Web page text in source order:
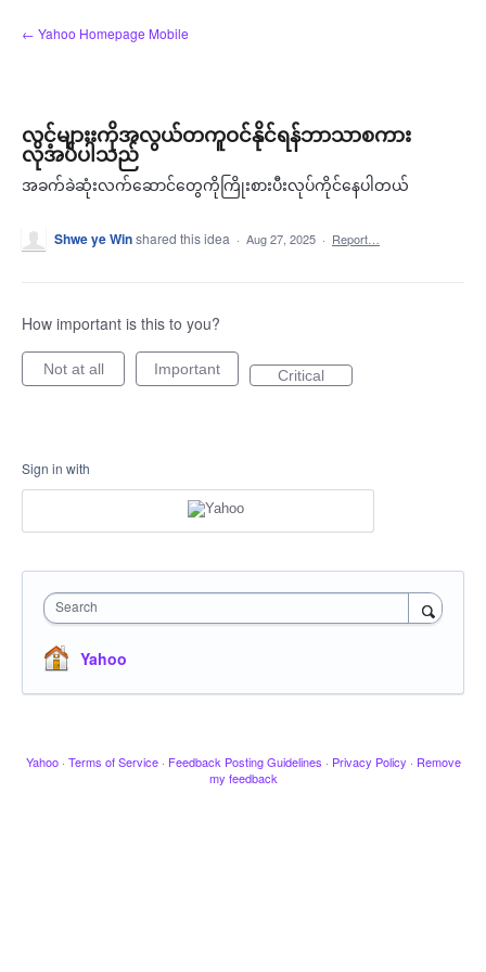
Skip
to
← Yahoo Homepage Mobile
လင့်များးကိုအလွယ်တကူဝင်နိုင်ရန်ဘာသာစကား
လိုအပ်ပါသည်
အခက်ခဲဆုံးလက်ဆောင်တွေကိုကြိုးစားပီးလုပ်ကိုင်နေပါတယ်
Shwe ye Winshared this idea · Aug 27, 2025 · Report…
How important is this to you?
Not at all Important Critical
Sign in with
Search
Yahoo
Yahoo · Terms of Service · Feedback Posting Guidelines · Privacy Policy · Remove
my feedback